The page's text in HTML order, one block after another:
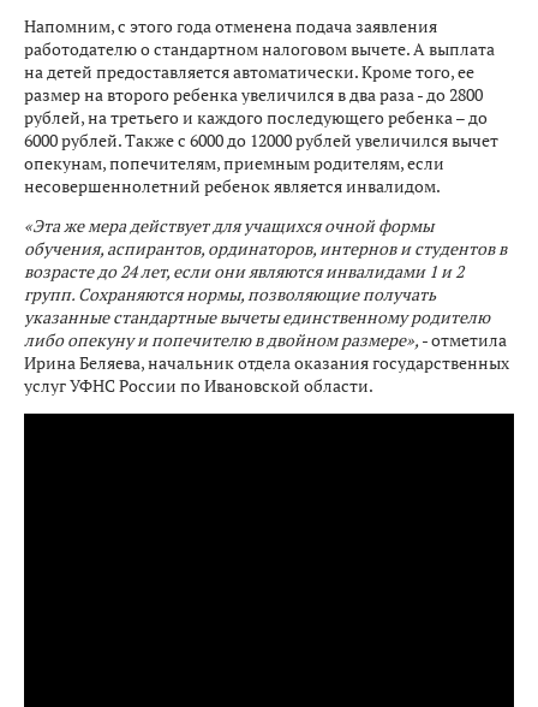
Напомним, с этого года отменена подача заявления
работодателю о стандартном налоговом вычете. А выплата
на детей предоставляется автоматически. Кроме того, ее
размер на второго ребенка увеличился в два раза - до 2800
рублей, на третьего и каждого последующего ребенка – до
6000 рублей. Также с 6000 до 12000 рублей увеличился вычет
опекунам, попечителям, приемным родителям, если
несовершеннолетний ребенок является инвалидом.
«Эта же мера действует для учащихся очной формы
обучения, аспирантов, ординаторов, интернов и студентов в
возрасте до 24 лет, если они являются инвалидами 1 и 2
групп. Сохраняются нормы, позволяющие получать
указанные стандартные вычеты единственному родителю
либо опекуну и попечителю в двойном размере», - отметила
Ирина Беляева, начальник отдела оказания государственных
услуг УФНС России по Ивановской области.